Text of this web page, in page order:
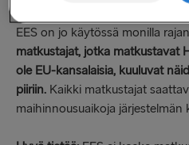
EES on jo käytössä monilla
matkustajat, jotka matkustavat
ole EU-kansalaisia, kuuluvat
piiriin. Kaikki matkustajat
maihinnousuaikoja